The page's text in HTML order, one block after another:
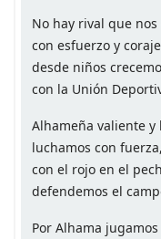
No hay rival que
con esfuerzo y
desde niños
con la Unión
Alhameña valiente y
luchamos con
con el rojo en el
defendemos el
Por Alhama